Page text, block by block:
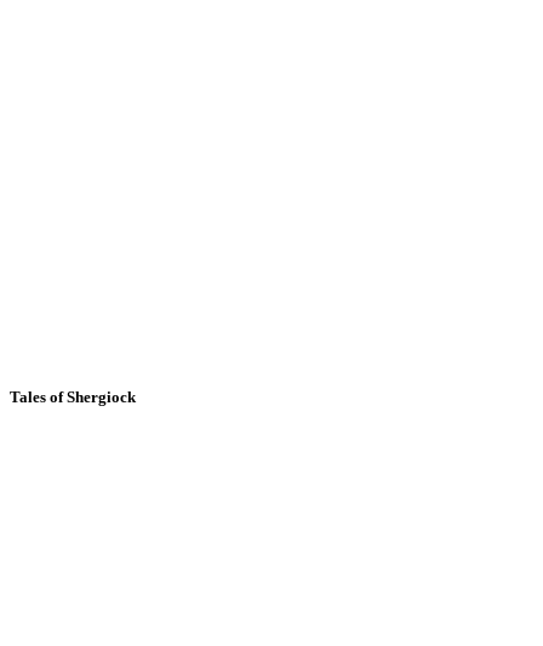
Tales of Shergiock